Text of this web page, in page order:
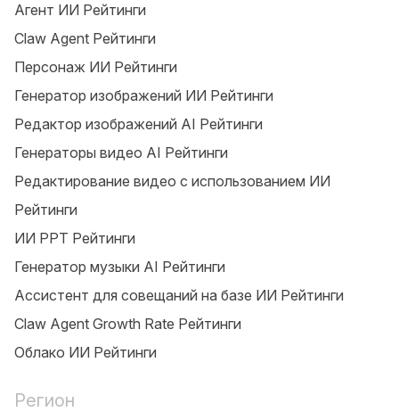
Агент ИИ Рейтинги
Claw Agent Рейтинги
Персонаж ИИ Рейтинги
Генератор изображений ИИ Рейтинги
Редактор изображений AI Рейтинги
Генераторы видео AI Рейтинги
Редактирование видео с использованием ИИ
Рейтинги
ИИ PPT Рейтинги
Генератор музыки AI Рейтинги
Ассистент для совещаний на базе ИИ Рейтинги
Claw Agent Growth Rate Рейтинги
Облако ИИ Рейтинги
Регион